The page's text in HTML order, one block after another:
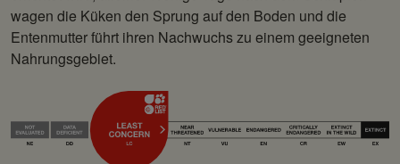
wagen die Küken den Sprung auf den Boden und die
Entenmutter führt ihren Nachwuchs zu einem geeigneten
Nahrungsgebiet.